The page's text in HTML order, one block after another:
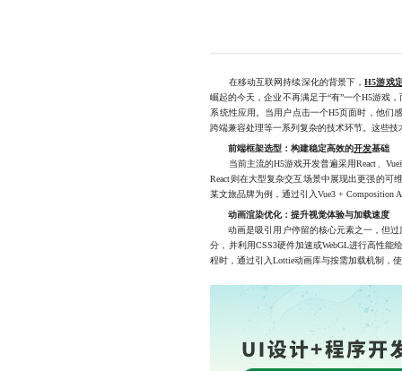
在移动互联网持续深化的背景下，H5游戏
崛起的今天，企业不再满足于“有”一个H5游戏
系统性应用。当用户点击一个H5页面时，他们
跨端兼容处理等一系列复杂的技术环节。这些
前端框架选型：构建稳定高效的开发基础
当前主流的H5游戏开发普遍采用React、Vue
React则在大型复杂交互场景中展现出更强的
某文旅品牌为例，通过引入Vue3 +
动画渲染优化：提升视觉体验与加载速度
动画是吸引用户停留的核心元素之一，但过
分，并利用CSS3硬件加速或WebGL进行高性
程时，通过引入Lottie动画库与按需加载机制，